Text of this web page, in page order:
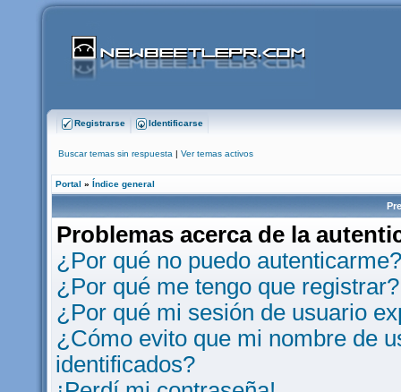
Registrarse Identificarse
Buscar temas sin respuesta | Ver temas activos
Portal » Índice general
Problemas acerca de la
¿Por qué no puedo autenticarme?
¿Por qué me tengo que registrar?
¿Por qué mi sesión de usuario
¿Cómo evito que mi nombre de
identificados?